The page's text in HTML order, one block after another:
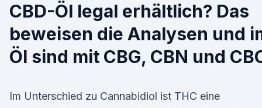
CBD-Öl legal erhältlich? Das
beweisen die Analysen und
Öl sind mit CBG, CBN und
Im Unterschied zu Cannabidiol ist THC eine